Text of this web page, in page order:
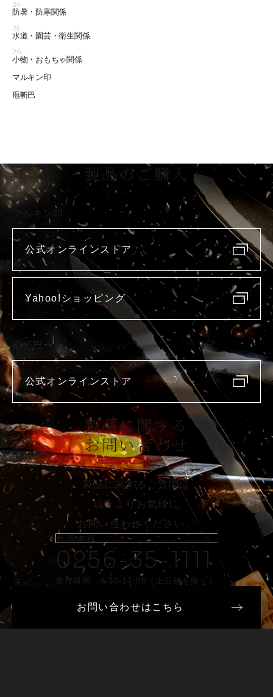
24
防暑・防寒関係
25
水道・園芸・衛生関係
26
小物・おもちゃ関係
マルキン印
庖斬巴
製品のご購入
マルキン印
公式オンラインストア
Yahoo!ショッピング
庖斬巴
公式オンラインストア
製品に関する
お問い合わせ
製品に関するご質問は
以下よりお気軽に
お問い合わせください。
新潟本社
0256-35-1111
受付時間 8:30-17:30（土日祝を除く）
お問い合わせはこちら